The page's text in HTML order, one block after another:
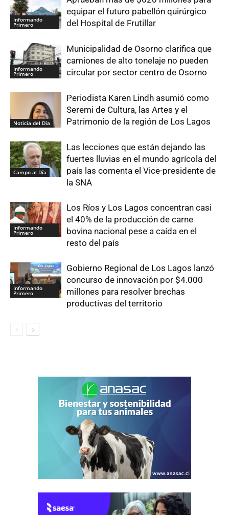
Informando
Primero
equipar el futuro pabellón quirúrgico
del Hospital de Frutillar
Informando
Primero
Municipalidad de Osorno clarifica que
camiones de alto tonelaje no pueden
circular por sector centro de Osorno
Noticia del Día
Periodista Karen Lindh asumió como
Seremi de Cultura, las Artes y el
Patrimonio de la región de Los Lagos
Campo al Día
Las lecciones que están dejando las
fuertes lluvias en el mundo agrícola del
país las comenta el Vice-presidente de
la SNA
Informando
Primero
Los Ríos y Los Lagos concentran casi
el 40% de la producción de carne
bovina nacional pese a caída en el
resto del país
Informando
Primero
Gobierno Regional de Los Lagos lanzó
concurso de innovación por $4.000
millones para resolver brechas
productivas del territorio